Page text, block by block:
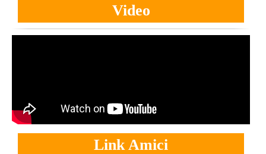
Video
Link Amici